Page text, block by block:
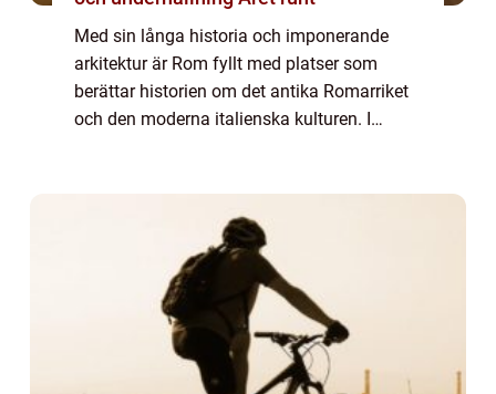
Med sin långa historia och imponerande
arkitektur är Rom fyllt med platser som
berättar historien om det antika Romarriket
och den moderna italienska kulturen. I